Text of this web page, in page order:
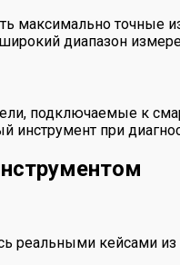
максимально
диапазон
подключаемые к
при
кейсами из